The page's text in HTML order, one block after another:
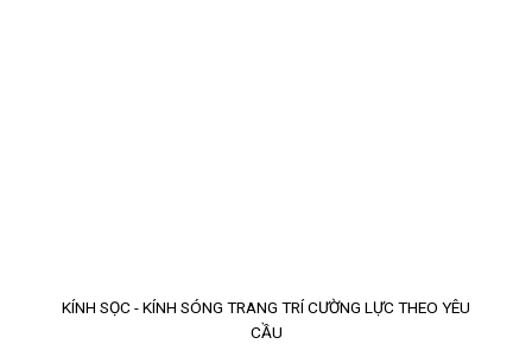
KÍNH SỌC - KÍNH SÓNG TRANG TRÍ CƯỜNG LỰC THEO YÊU
CẦU